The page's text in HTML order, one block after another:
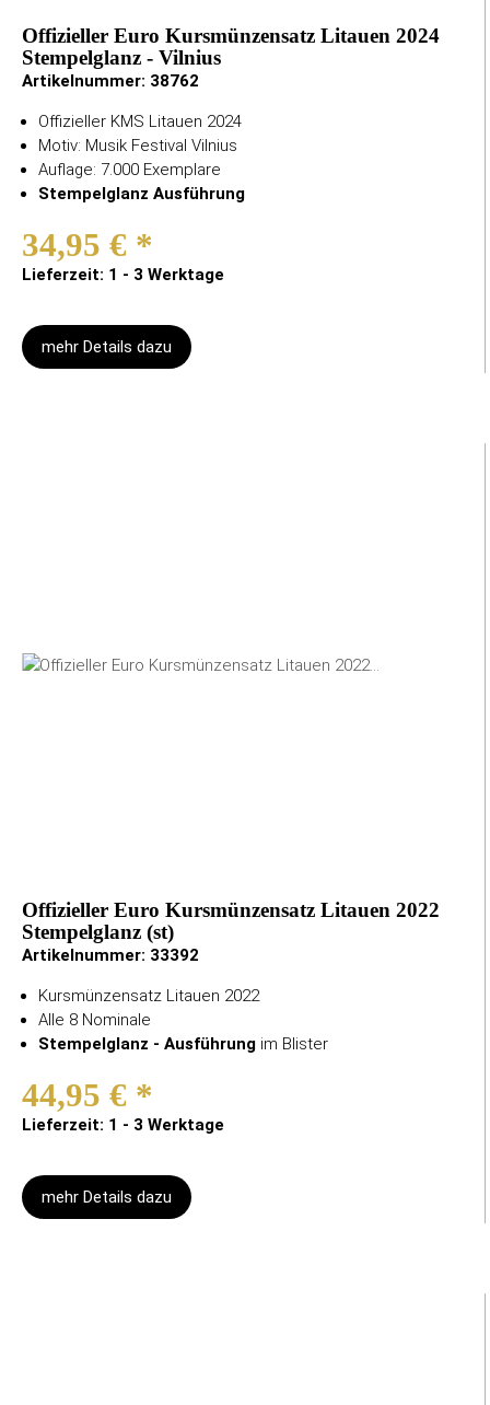
Offizieller Euro Kursmünzensatz Litauen 2024
Stempelglanz - Vilnius
Artikelnummer: 38762
Offizieller KMS Litauen 2024
Motiv: Musik Festival Vilnius
Auflage: 7.000 Exemplare
Stempelglanz Ausführung
34,95 € *
Lieferzeit: 1 - 3 Werktage
mehr Details dazu
Offizieller Euro Kursmünzensatz Litauen 2022
Stempelglanz (st)
Artikelnummer: 33392
Kursmünzensatz Litauen 2022
Alle 8 Nominale
Stempelglanz - Ausführung im Blister
44,95 € *
Lieferzeit: 1 - 3 Werktage
mehr Details dazu